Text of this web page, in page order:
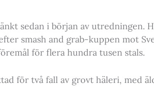
sedan i början av utredningen.
smash and grab-kuppen mot
för flera hundra tusen stals.
för två fall av grovt häleri, med